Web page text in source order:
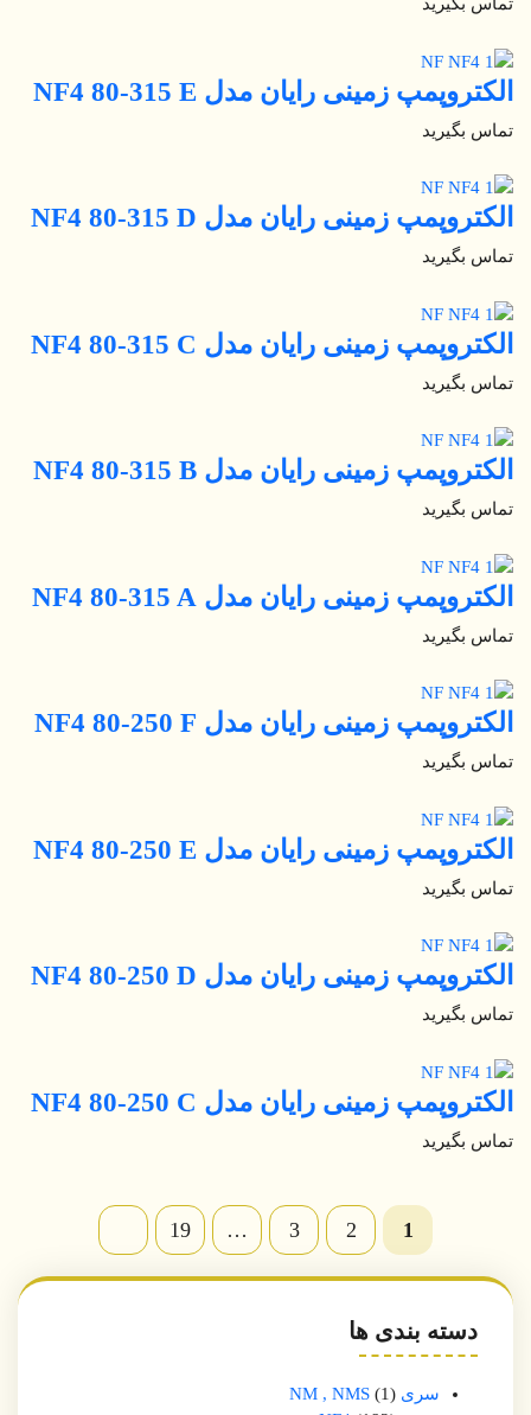
دسته بندی ها
سری NM , NMS
1
الکتروپمپ زمینی رایان مدل NF4 80-315 E
تماس بگیرید
الکتروپمپ زمینی رایان مدل NF4 80-315 D
تماس بگیرید
الکتروپمپ زمینی رایان مدل NF4 80-315 C
تماس بگیرید
الکتروپمپ زمینی رایان مدل NF4 80-315 B
تماس بگیرید
الکتروپمپ زمینی رایان مدل NF4 80-315 A
تماس بگیرید
الکتروپمپ زمینی رایان مدل NF4 80-250 F
تماس بگیرید
الکتروپمپ زمینی رایان مدل NF4 80-250 E
تماس بگیرید
الکتروپمپ زمینی رایان مدل NF4 80-250 D
تماس بگیرید
الکتروپمپ زمینی رایان مدل NF4 80-250 C
تماس بگیرید
1
2
3
…
19